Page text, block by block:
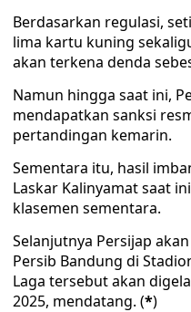
Berdasarkan regulasi,
lima kartu kuning
akan terkena denda
Namun hingga saat ini,
mendapatkan sanksi
pertandingan kemarin.
Sementara itu, hasil
Laskar Kalinyamat saat
klasemen sementara.
Selanjutnya Persijap
Persib Bandung di
Laga tersebut akan
2025, mendatang. (*)